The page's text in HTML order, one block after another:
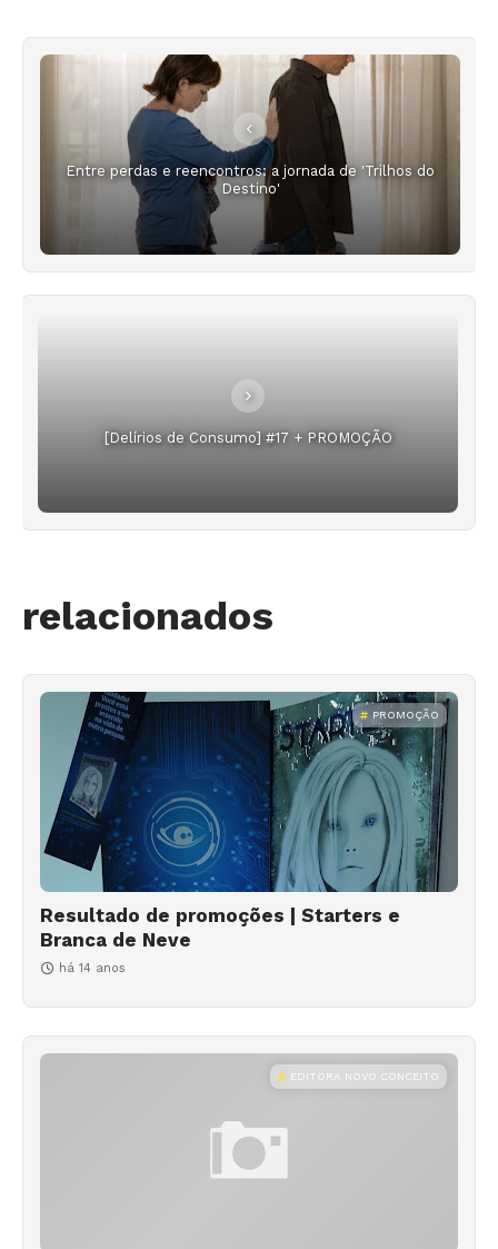
Entre perdas e reencontros: a jornada de 'Trilhos do
Destino'
[Delírios de Consumo] #17 + PROMOÇÃO
relacionados
PROMOÇÃO
Resultado de promoções | Starters e
Branca de Neve
há 14 anos
EDITORA NOVO CONCEITO